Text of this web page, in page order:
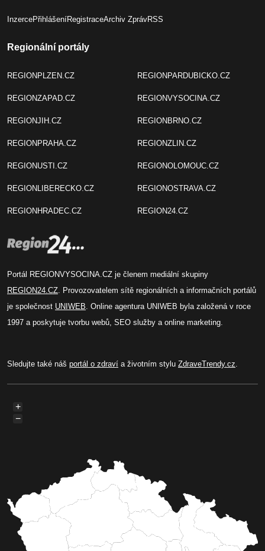
InzercePřihlášeníRegistraceArchiv ZprávRSS
Regionální portály
REGIONPLZEN.CZ
REGIONZAPAD.CZ
REGIONJIH.CZ
REGIONPRAHA.CZ
REGIONUSTI.CZ
REGIONLIBERECKO.CZ
REGIONHRADEC.CZ
REGIONPARDUBICKO.CZ
REGIONVYSOCINA.CZ
REGIONBRNO.CZ
REGIONZLIN.CZ
REGIONOLOMOUC.CZ
REGIONOSTRAVA.CZ
REGION24.CZ
Portál REGIONVYSOCINA.CZ je členem mediální skupiny
REGION24.CZ . Provozovatelem sítě regionálních a informačních portálů
je společnost UNIWEB . Online agentura UNIWEB byla založená v roce
1997 a poskytuje tvorbu webů, SEO služby a online marketing.
Sledujte také náš portál o zdraví a životním stylu ZdraveTrendy.cz
+
−